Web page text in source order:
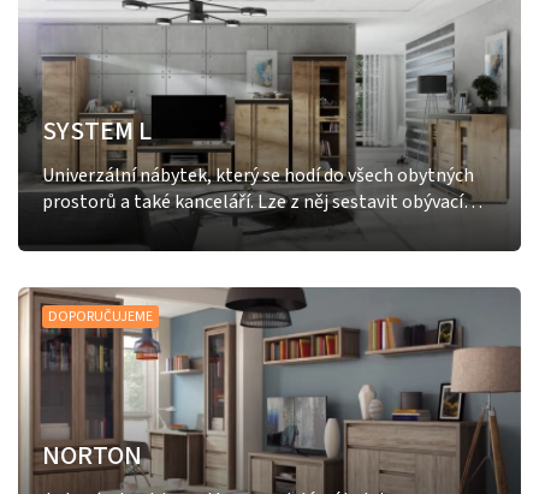
SYSTEM L
Univerzální nábytek, který se hodí do všech obytných
prostorů a také kanceláří. Lze z něj sestavit obývací
stěnu, studentský pokoj, pracovnu. Nábytek se vyrábí z
lamina 18mm, výběr barevných dekorů. Dodáváme
smontované.
DOPORUČUJEME
NORTON